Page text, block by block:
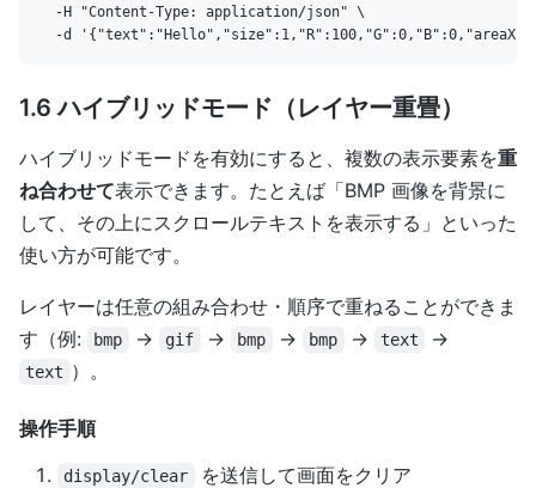
  -H "Content-Type: application/json" \
1.6 ハイブリッドモード（レイヤー重畳）
ハイブリッドモードを有効にすると、複数の表示要素を重
ね合わせて表示できます。たとえば「BMP 画像を背景に
して、その上にスクロールテキストを表示する」といった
使い方が可能です。
レイヤーは任意の組み合わせ・順序で重ねることができま
す（例:
bmp → gif → bmp → bmp → text →
text ）。
操作手順
display/clear を送信して画面をクリア